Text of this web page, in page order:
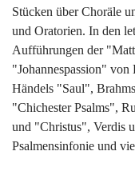
Stücken über Choräle
und Oratorien. In den
Aufführungen der
"Johannespassion" von
Händels "Saul",
"Chichester Psalms",
und "Christus", Verdis
Psalmensinfonie und